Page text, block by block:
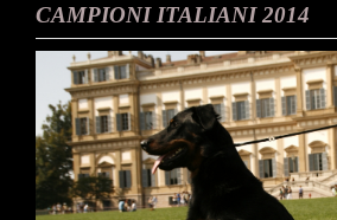
CAMPIONI ITALIANI 2014